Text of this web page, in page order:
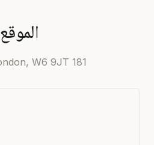
الموقع
181 King St, London, W6 9JT